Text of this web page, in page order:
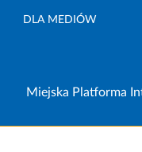
DLA MEDIÓW
Miejska Platforma